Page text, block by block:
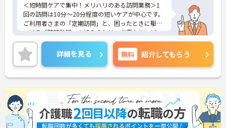
＜短時間ケアで集中！メリハリのある訪問業務＞1
回の訪問は10分～20分程度の短いケアが中心です。
ご利用者さまの「定期訪問」と、困ったときに駆け
つける「随時訪問」を組み合わせ、必要なサービス
を必要な分だけお届けします。長時間拘束されるケ
アではないため、テキパキとメリハリをつけて働き
たい方にぴったりのお仕事です。
＜しっかり休んでリフレッシュできる環境＞年間公
休は110日あり、月8～10日のお休みが確保されてい
ます。さらに、法定有給休暇に加えて会社独自の休
暇が＋3日付与されるのも嬉しいポイント（入社時
期による）。仕事だけでなく、プライベートの時間
もしっかり大切にできるため、無理なく長く続けら
れる環境です。
詳細を見る 無料 紹介してもらう